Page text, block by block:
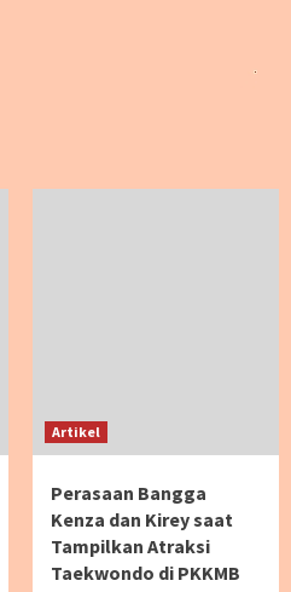
Artikel
Perasaan Bangga
Kenza dan Kirey saat
Tampilkan Atraksi
Taekwondo di PKKMB